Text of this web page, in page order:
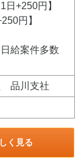
+250円】
円】
給案件多数
品川支社
く見る